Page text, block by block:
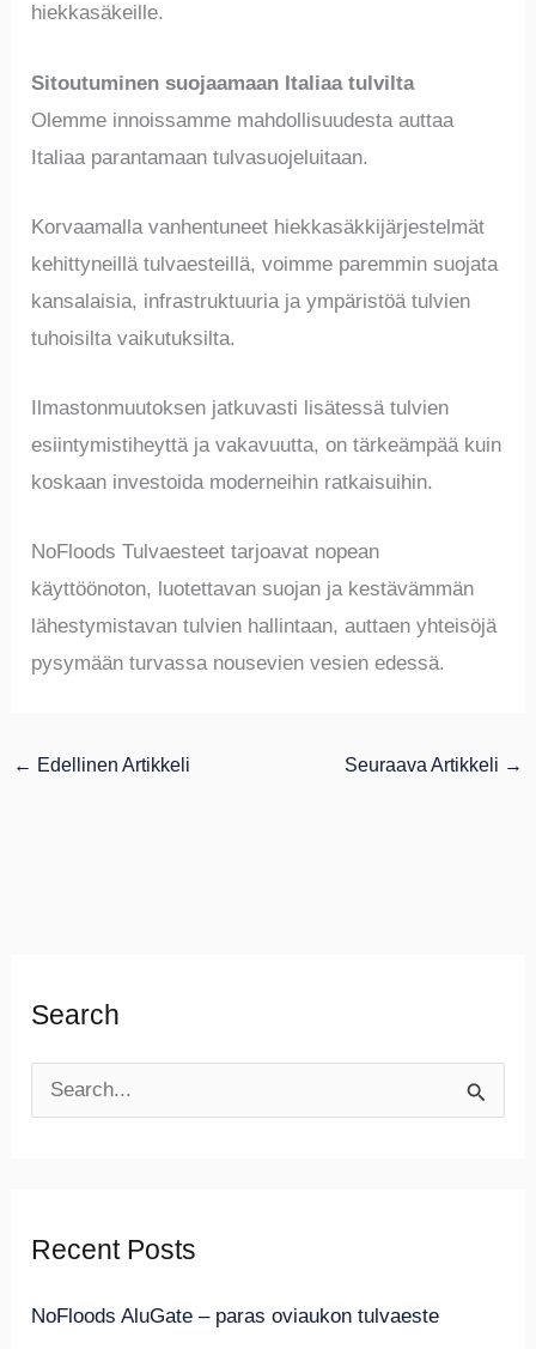
hiekkasäkeille.
Sitoutuminen suojaamaan Italiaa tulvilta
Olemme innoissamme mahdollisuudesta auttaa
Italiaa parantamaan tulvasuojeluitaan.
Korvaamalla vanhentuneet hiekkasäkkijärjestelmät
kehittyneillä tulvaesteillä, voimme paremmin suojata
kansalaisia, infrastruktuuria ja ympäristöä tulvien
tuhoisilta vaikutuksilta.
Ilmastonmuutoksen jatkuvasti lisätessä tulvien
esiintymistiheyttä ja vakavuutta, on tärkeämpää kuin
koskaan investoida moderneihin ratkaisuihin.
NoFloods Tulvaesteet tarjoavat nopean
käyttöönoton, luotettavan suojan ja kestävämmän
lähestymistavan tulvien hallintaan, auttaen yhteisöjä
pysymään turvassa nousevien vesien edessä.
← Edellinen Artikkeli Seuraava Artikkeli →
Search
c
Recent Posts
NoFloods AluGate – paras oviaukon tulvaeste